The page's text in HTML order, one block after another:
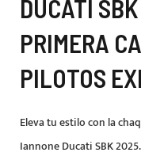
DUCATI
PRIMERA
PILOTOS
Eleva tu estilo con la
Iannone Ducati SBK